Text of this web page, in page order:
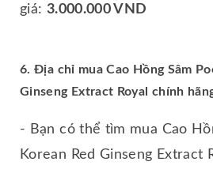
giá: 3.000.000 VND
6. Địa chỉ mua Cao Hồng Sâm
Ginseng Extract Royal chính
- Bạn có thể tìm mua Cao
Korean Red Ginseng Extract